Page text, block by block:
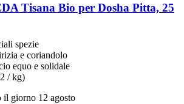
Tisana Bio per Dosha Pitta, 25
spezie
e coriandolo
equo e solidale
/ kg)
il giorno 12 agosto